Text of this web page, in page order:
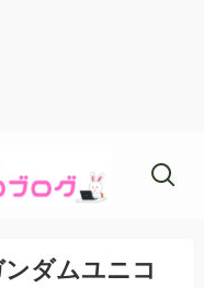
ダムユニコ